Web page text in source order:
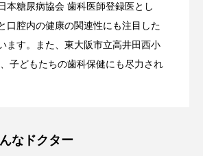
本糖尿病協会 歯科医師登録医とし
口腔内の健康の関連性にも注目した
ます。また、東大阪市立高井田西小
子どもたちの歯科保健にも尽力され
なドクター